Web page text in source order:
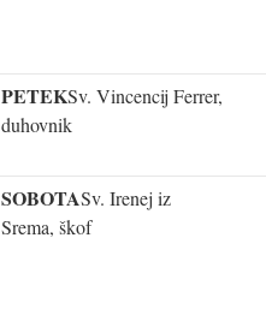
PETEKSv. Vincencij Ferrer,
duhovnik
SOBOTASv. Irenej iz
Srema, škof